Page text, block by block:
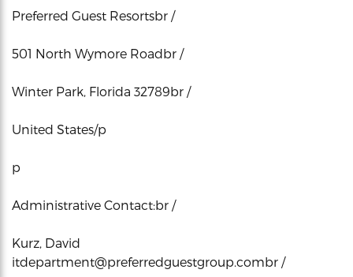
Preferred Guest Resortsbr /
501 North Wymore Roadbr /
Winter Park, Florida 32789br /
United States/p
p
Administrative Contact:br /
Kurz, David
itdepartment@preferredguestgroup.combr /